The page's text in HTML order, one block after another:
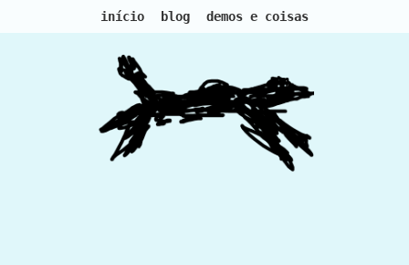
início blog demos e coisas